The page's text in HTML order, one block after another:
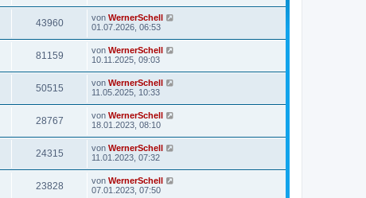
43960 von WernerSchell
01.07.2026, 06:53
81159 von WernerSchell
10.11.2025, 09:03
50515 von WernerSchell
11.05.2025, 10:33
28767 von WernerSchell
18.01.2023, 08:10
24315 von WernerSchell
11.01.2023, 07:32
23828 von WernerSchell
07.01.2023, 07:50